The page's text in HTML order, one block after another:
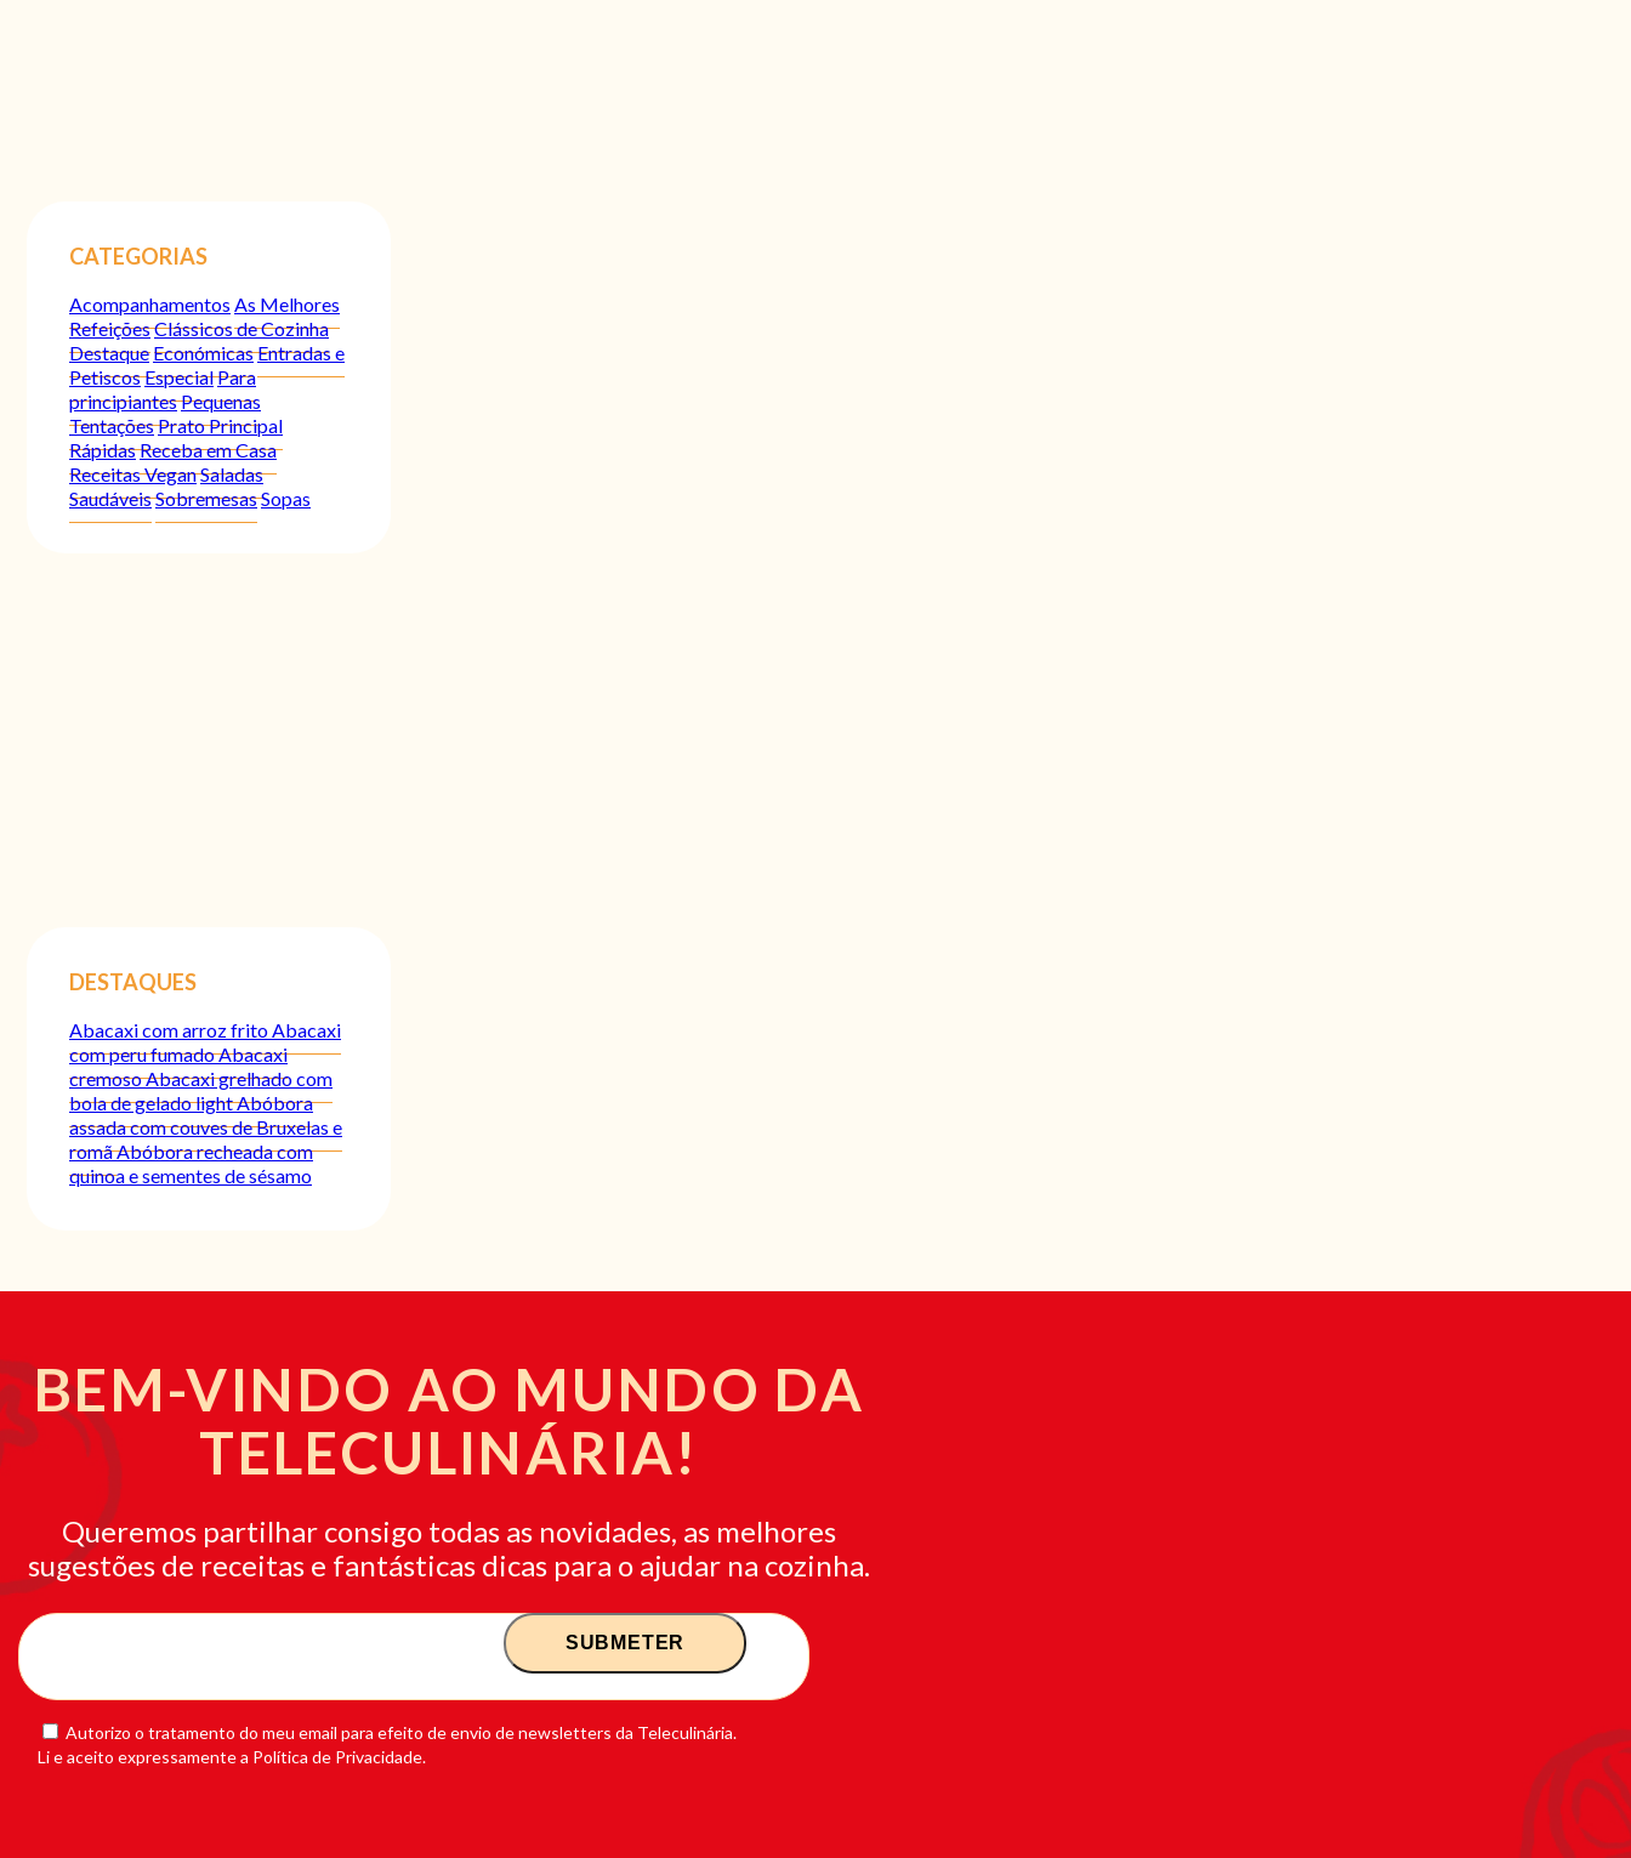
CATEGORIAS
Acompanhamentos As Melhores
RefeiçõesClássicos de Cozinha
Destaque EconómicasEntradas e
PetiscosEspecialPara
principiantesPequenas
TentaçõesPrato Principal
RápidasReceba em Casa
Receitas VeganSaladas
SaudáveisSobremesasSopas
DESTAQUES
Abacaxi com arroz fritoAbacaxi
com peru fumadoAbacaxi
cremosoAbacaxi grelhado com
bola de gelado lightAbóbora
assada com couves de Bruxelas e
romãAbóbora recheada com
quinoa e sementes de sésamo
BEM-VINDO AO MUNDO DA
TELECULINÁRIA!
Queremos partilhar consigo todas as novidades, as melhores
sugestões de receitas e fantásticas dicas para o ajudar na cozinha.
Autorizo o tratamento do meu email para efeito de envio de newsletters da Teleculinária.
Li e aceito expressamente a Política de Privacidade.